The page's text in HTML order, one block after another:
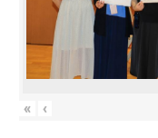
« ‹